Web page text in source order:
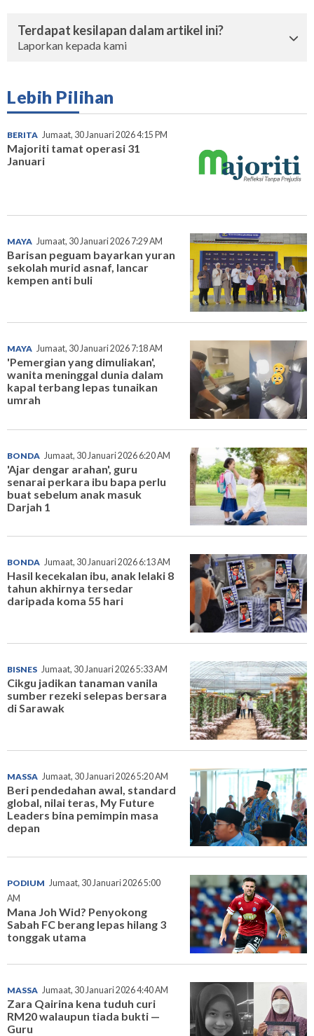
Terdapat kesilapan dalam artikel ini?
Laporkan kepada kami
Lebih Pilihan
BERITA Jumaat, 30 Januari 2026 4:15 PM
Majoriti tamat operasi 31
Januari
MAYA Jumaat, 30 Januari 2026 7:29 AM
Barisan peguam bayarkan yuran
sekolah murid asnaf, lancar
kempen anti buli
MAYA Jumaat, 30 Januari 2026 7:18 AM
'Pemergian yang dimuliakan',
wanita meninggal dunia dalam
kapal terbang lepas tunaikan
umrah
BONDA Jumaat, 30 Januari 2026 6:20 AM
'Ajar dengar arahan', guru
senarai perkara ibu bapa perlu
buat sebelum anak masuk
Darjah 1
BONDA Jumaat, 30 Januari 2026 6:13 AM
Hasil kecekalan ibu, anak lelaki 8
tahun akhirnya tersedar
daripada koma 55 hari
BISNES Jumaat, 30 Januari 2026 5:33 AM
Cikgu jadikan tanaman vanila
sumber rezeki selepas bersara
di Sarawak
MASSA Jumaat, 30 Januari 2026 5:20 AM
Beri pendedahan awal, standard
global, nilai teras, My Future
Leaders bina pemimpin masa
depan
PODIUM Jumaat, 30 Januari 2026 5:00
AM
Mana Joh Wid? Penyokong
Sabah FC berang lepas hilang 3
tonggak utama
MASSA Jumaat, 30 Januari 2026 4:40 AM
Zara Qairina kena tuduh curi
RM20 walaupun tiada bukti —
Guru